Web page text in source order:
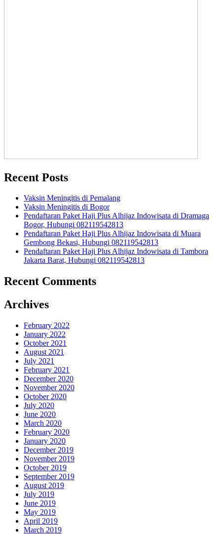
Recent Posts
Vaksin Meningitis di Pemalang
Vaksin Meningitis di Bogor
Pendaftaran Paket Haji Plus Alhijaz Indowisata di Dramaga
Bogor, Hubungi 082119542813
Pendaftaran Paket Haji Plus Alhijaz Indowisata di Muara
Gembong Bekasi, Hubungi 082119542813
Pendaftaran Paket Haji Plus Alhijaz Indowisata di Tambora
Jakarta Barat, Hubungi 082119542813
Recent Comments
Archives
February 2022
January 2022
October 2021
August 2021
July 2021
February 2021
December 2020
November 2020
October 2020
July 2020
June 2020
March 2020
February 2020
January 2020
December 2019
November 2019
October 2019
September 2019
August 2019
July 2019
June 2019
May 2019
April 2019
March 2019